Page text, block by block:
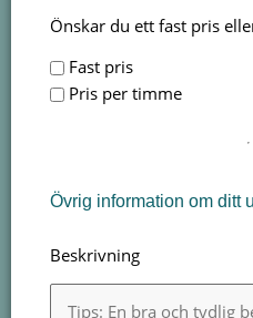
Önskar du ett fast pris
Fast pris
Pris per timme
Övrig information om ditt
Beskrivning